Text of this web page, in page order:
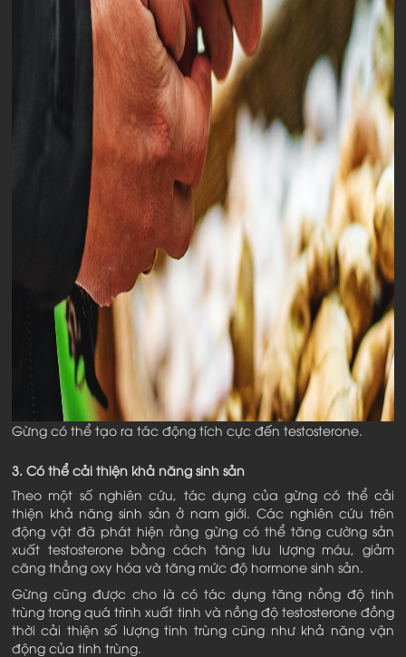
Gừng có thể tạo ra tác động tích cực đến testosterone.
3. Có thể cải thiện khả năng sinh sản
Theo một số nghiên cứu, tác dụng của gừng có thể cải
thiện khả năng sinh sản ở nam giới. Các nghiên cứu trên
động vật đã phát hiện rằng gừng có thể tăng cường sản
xuất testosterone bằng cách tăng lưu lượng máu, giảm
căng thẳng oxy hóa và tăng mức độ hormone sinh sản.
Gừng cũng được cho là có tác dụng tăng nồng độ tinh
trùng trong quá trình xuất tinh và nồng độ testosterone đồng
thời cải thiện số lượng tinh trùng cũng như khả năng vận
động của tinh trùng.